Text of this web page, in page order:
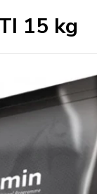
15 kg